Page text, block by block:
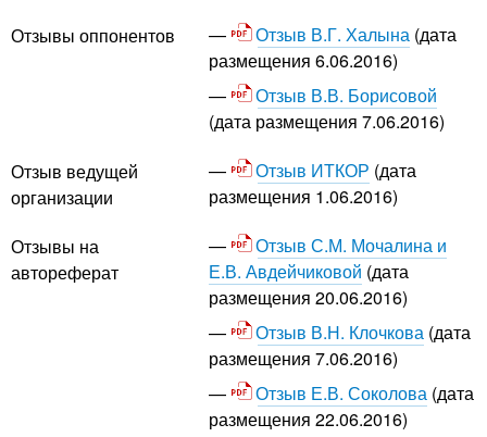
Отзывы оппонентов
Отзыв В.Г. Халына (дата
размещения 6.06.2016)
Отзыв В.В. Борисовой
(дата размещения 7.06.2016)
Отзыв ведущей
организации
Отзыв ИТКОР (дата
размещения 1.06.2016)
Отзывы на
автореферат
Отзыв С.М. Мочалина и
Е.В. Авдейчиковой (дата
размещения 20.06.2016)
Отзыв В.Н. Клочкова (дата
размещения 7.06.2016)
Отзыв Е.В. Соколова (дата
размещения 22.06.2016)